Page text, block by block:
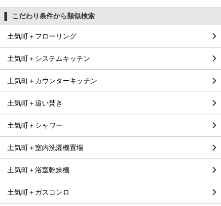
こだわり条件から類似検索
土気町＋フローリング
土気町＋システムキッチン
土気町＋カウンターキッチン
土気町＋追い焚き
土気町＋シャワー
土気町＋室内洗濯機置場
土気町＋浴室乾燥機
土気町＋ガスコンロ